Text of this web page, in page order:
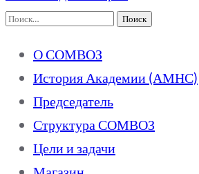
Найти:
О СОМВОЗ
История Академии (АМНС)
Председатель
Структура СОМВОЗ
Цели и задачи